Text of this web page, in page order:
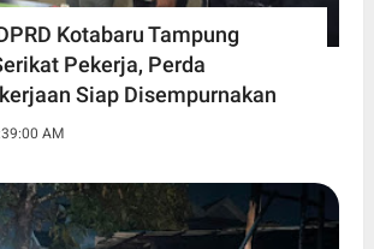
Kotabaru Tampung
Pekerja, Perda
Siap Disempurnakan
AM